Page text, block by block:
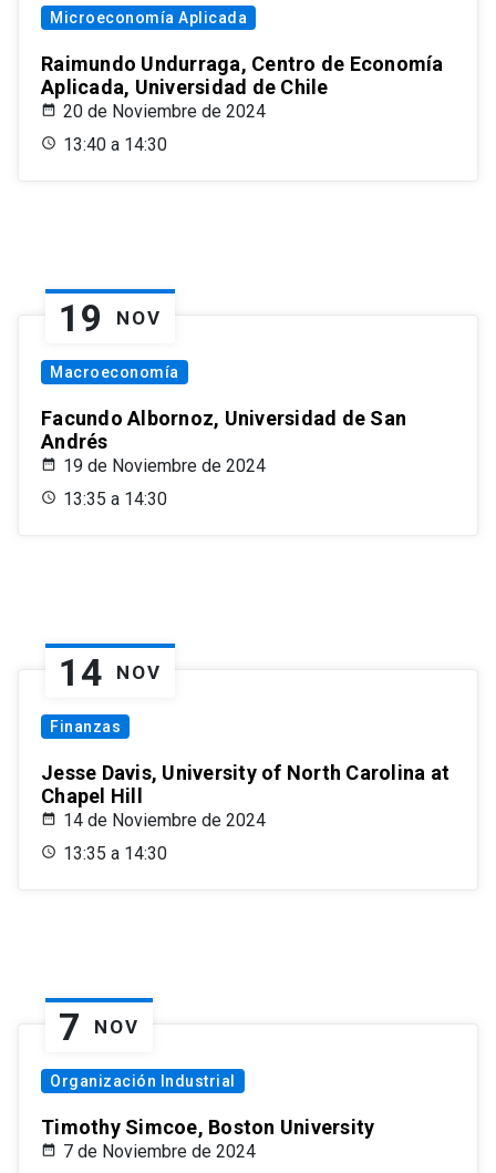
Microeconomía Aplicada
Raimundo Undurraga, Centro de Economía
Aplicada, Universidad de Chile
20 de Noviembre de 2024
13:40 a 14:30
19 NOV
Macroeconomía
Facundo Albornoz, Universidad de San
Andrés
19 de Noviembre de 2024
13:35 a 14:30
14 NOV
Finanzas
Jesse Davis, University of North Carolina at
Chapel Hill
14 de Noviembre de 2024
13:35 a 14:30
7 NOV
Organización Industrial
Timothy Simcoe, Boston University
7 de Noviembre de 2024